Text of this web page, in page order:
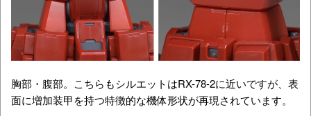
胸部・腹部。こちらもシルエットはRX-78-2に近いですが、表
面に増加装甲を持つ特徴的な機体形状が再現されています。